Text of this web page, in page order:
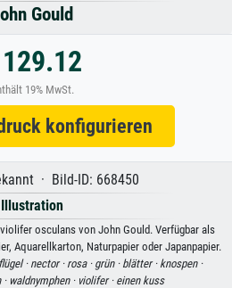
Gould
19% MwSt.
konfigurieren
· Bild-ID: 668450
Illustration
osculans von John Gould. Verfügbar als
Aquarellkarton, Naturpapier oder Japanpapier.
flügel · nector · rosa · grün · blätter · knospen ·
waldnymphen · violifer · einen kuss